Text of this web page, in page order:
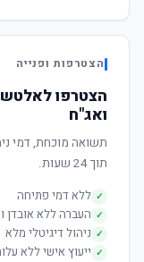
הצטרפות ופנייה
הצטרפו
ואג"ח
תשואה מוכחת, דמי
תוך 24 שעות.
✓ ללא דמי פתיחה
✓ העברה ללא אובדן
✓ ניהול דיגיטלי מלא
✓ ייעוץ אישי ללא